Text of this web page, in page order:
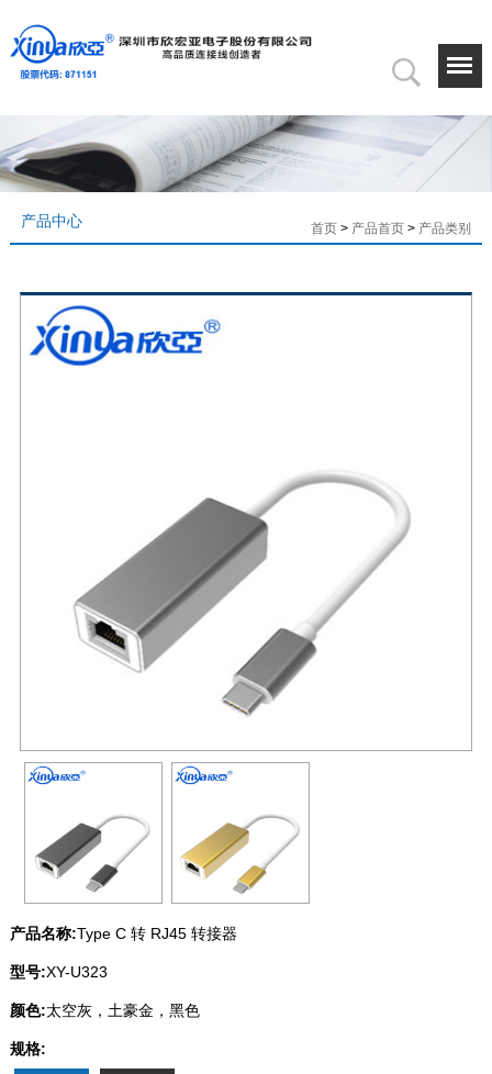
首页 > 产品首页 > 产品类别
产品中心
产品名称:Type C 转 RJ45 转接器
型号:XY-U323
颜色:太空灰，土豪金，黑色
规格: